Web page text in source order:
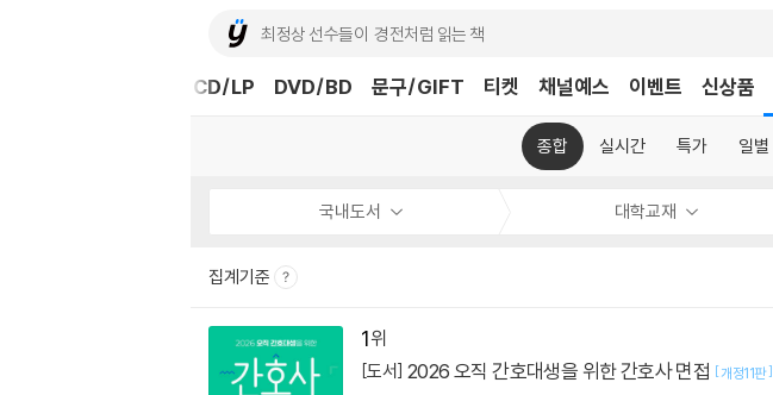
채널예스 이벤트 신상품
CD/LP DVD/BD 문구/GIFT 티켓
종합 실시간 특가 일별
국내도서 대학교재
집계기준
1
[도서] 2026 오직 간호대생을 위한 간호사 면접 [개정11판]